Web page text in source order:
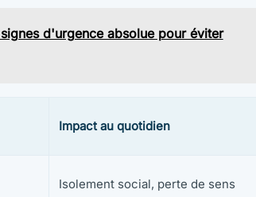
d'urgence absolue pour éviter
Impact au quotidien
Isolement social, perte de sens